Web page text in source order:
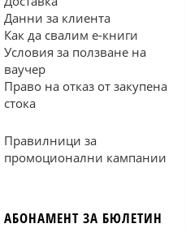
Данни за клиента
Как да свалим е-книги
Условия за ползване на
ваучер
Право на отказ от закупена
стока
Правилници за
промоционални кампании
АБОНАМЕНТ ЗА БЮЛЕТИН